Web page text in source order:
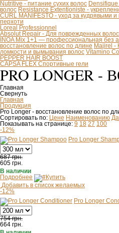
Nutritive - питание сухих волос
волос Resistance Extentioniste -
CURL MANIFESTO - уход за кудрявыми
перхоти
Loreal Professionnel
Absolut Repair - Для поврежденных волос
INOA Mix 1+1 — профессиональная без
восстановление волос по длине Majirel -
ломкости и вымывания волос Vitamino
PEPPER HAIR BOOST
CAPSA FLEX Спортивные гели
PRO
Главная
Свернуть
Главная
Продукция
Pro Longer - восстановление волос по
Сортировать по: Цене Наименованию
Показывать на странице: 9 18 27 100
-12%
Pro Longer
687 грн.
605 грн.
В наличии
Подробнее
Купить
Добавить в список желаемых
-12%
Pro Longer
754 грн.
664 грн.